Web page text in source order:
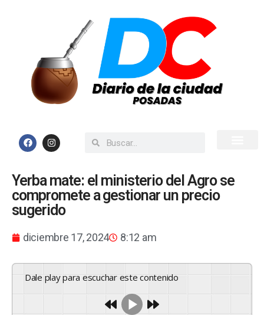
Yerba mate: el ministerio del Agro se
compromete a gestionar un precio
sugerido
diciembre 17, 2024 8:12 am
Dale play para escuchar este contenido